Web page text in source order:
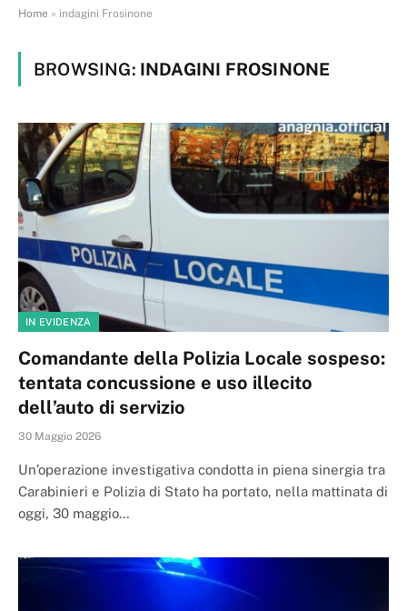
Home » indagini Frosinone
BROWSING: INDAGINI FROSINONE
IN EVIDENZA
Comandante della Polizia Locale sospeso:
tentata concussione e uso illecito
dell’auto di servizio
30 Maggio 2026
Un’operazione investigativa condotta in piena sinergia tra
Carabinieri e Polizia di Stato ha portato, nella mattinata di
oggi, 30 maggio…